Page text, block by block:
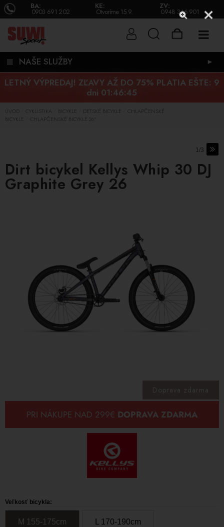
BA:
0903 691 202
KE:
Otvoríme 15.9.
ZV:
0948 346 901
NAŠE SLUŽBY ►
LETNÝ VÝPREDAJ! ZĽAVY AŽ DO 75% PLATIA EŠTE: 9
dni 01:46:45
ÚVOD CYKLISTIKA BICYKLE DETSKÉ BICYKLE
CHLAPČENSKÉ
BICYKLE
CHLAPČENSKÉ BICYKLE 26"
1/3
Dirt bicykel Kellys Whip 30 DJ
Graphite Grey 26
Veľkosť bicykla:
M 155-175cm L 170-190cm